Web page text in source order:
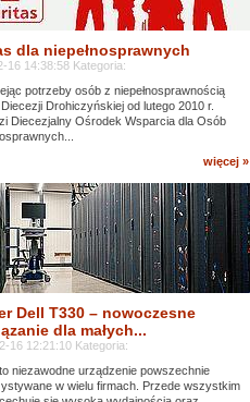
dla niepełnosprawnych
16 14:38:58 Kategoria:
potrzeby osób z niepełnosprawnością
Drohiczyńskiej od lutego 2010 r.
Diecezjalny Ośrodek Wsparcia dla Osób
więcej »
Dell T330 – nowoczesne
dla małych...
16 12:21:10 Kategoria:
niezawodne urządzenie powszechnie
w wielu firmach. Przede wszystkim